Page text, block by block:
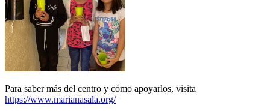
Para saber más del centro y cómo apoyarlos, visita
https://www.marianasala.org/